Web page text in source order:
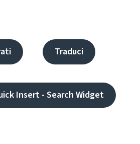
Traduci
Insert - Search Widget